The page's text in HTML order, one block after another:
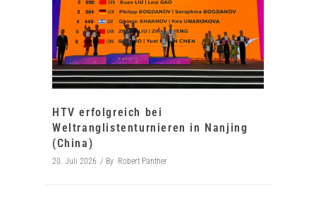
HTV erfolgreich bei
Weltranglistenturnieren in Nanjing
(China)
20. Juli 2026 By Robert Panther